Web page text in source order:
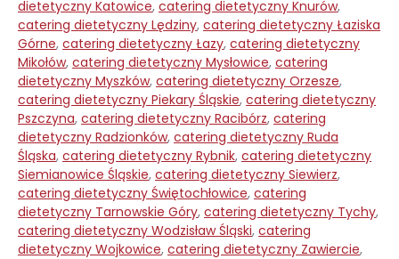
dietetyczny Katowice, catering dietetyczny Knurów,
catering dietetyczny Lędziny, catering dietetyczny Łaziska
Górne, catering dietetyczny Łazy, catering dietetyczny
Mikołów, catering dietetyczny Mysłowice, catering
dietetyczny Myszków, catering dietetyczny Orzesze,
catering dietetyczny Piekary Śląskie, catering dietetyczny
Pszczyna, catering dietetyczny Racibórz, catering
dietetyczny Radzionków, catering dietetyczny Ruda
Śląska, catering dietetyczny Rybnik, catering dietetyczny
Siemianowice Śląskie, catering dietetyczny Siewierz,
catering dietetyczny Świętochłowice, catering
dietetyczny Tarnowskie Góry, catering dietetyczny Tychy,
catering dietetyczny Wodzisław Śląski, catering
dietetyczny Wojkowice, catering dietetyczny Zawiercie,